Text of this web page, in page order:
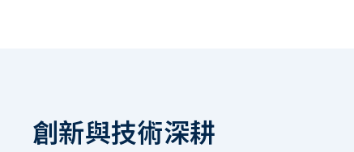
創新與技術深耕